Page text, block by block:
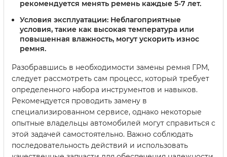
рекомендуется менять ремень каждые 5-7 лет.
Условия эксплуатации: Неблагоприятные
условия, такие как высокая температура или
повышенная влажность, могут ускорить износ
ремня.
Разобравшись в необходимости замены ремня ГРМ,
следует рассмотреть сам процесс, который требует
определенного набора инструментов и навыков.
Рекомендуется проводить замену в
специализированном сервисе, однако некоторые
опытные владельцы автомобилей могут справиться с
этой задачей самостоятельно. Важно соблюдать
последовательность действий и использовать